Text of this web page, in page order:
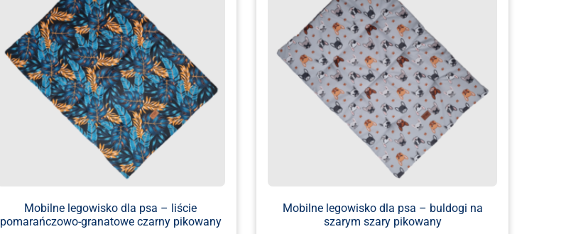
Mobilne legowisko dla psa – liście
pomarańczowo-granatowe czarny pikowany
Mobilne legowisko dla psa – buldogi na
szarym szary pikowany